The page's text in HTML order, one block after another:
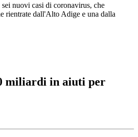
nuovi casi di coronavirus, che
rientrate dall'Alto Adige e una dalla
miliardi in aiuti per